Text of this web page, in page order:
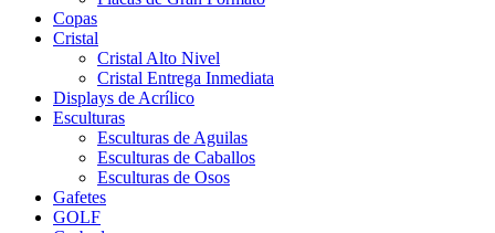
Copas
Cristal
Cristal Alto Nivel
Cristal Entrega Inmediata
Displays de Acrílico
Esculturas
Esculturas de Aguilas
Esculturas de Caballos
Esculturas de Osos
Gafetes
GOLF